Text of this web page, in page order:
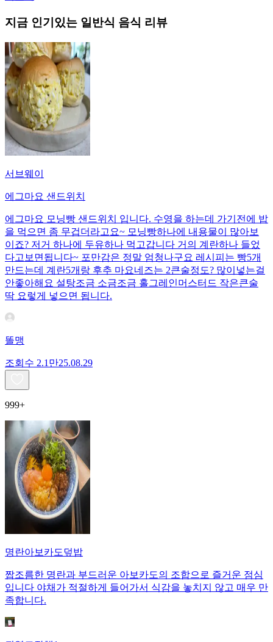
지금 인기있는 일반식 음식 리뷰
서브웨이
에그마요 샌드위치
에그마요 모닝빵 샌드위치 입니다. 수영을 하는데 가기전에 밥
을 먹으면 좀 무겁더라고요~ 모닝빵하나에 내용물이 많아보
이죠? 저거 하나에 두유하나 먹고갑니다 거의 계란하나 들었
다고보면됩니다~ 포만감은 정말 엄청나구요 레시피는 빵5개
만드는데 계란5개랑 후추 마요네즈는 2큰술정도? 많이넣는걸
안좋아해요 설탕조금 소금조금 홀그레인머스터드 작은큰술
딱 요렇게 넣으면 됩니다.
똘맹
조회수 2.1만25.08.29
999+
명란아보카도덮밥
짭조름한 명란과 부드러운 아보카도의 조합으로 즐거운 점심
입니다 야채가 적절하게 들어가서 식감을 놓치지 않고 매우 만
족합니다.